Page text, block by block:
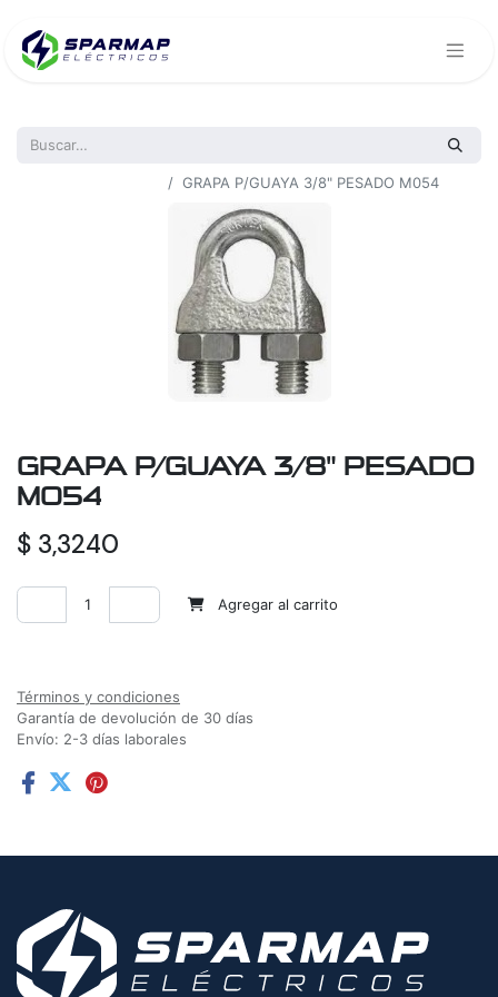
GRAPA P/GUAYA 3/8" PESADO M054
GRAPA P/GUAYA 3/8" PESADO
M054
$ 3,3240
Agregar al carrito
Términos y condiciones
Garantía de devolución de 30 días
Envío: 2-3 días laborales